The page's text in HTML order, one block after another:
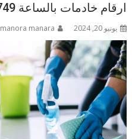
ارقام خادمات بالساعة 0583707749
يونيو 20, 2024 manora manara